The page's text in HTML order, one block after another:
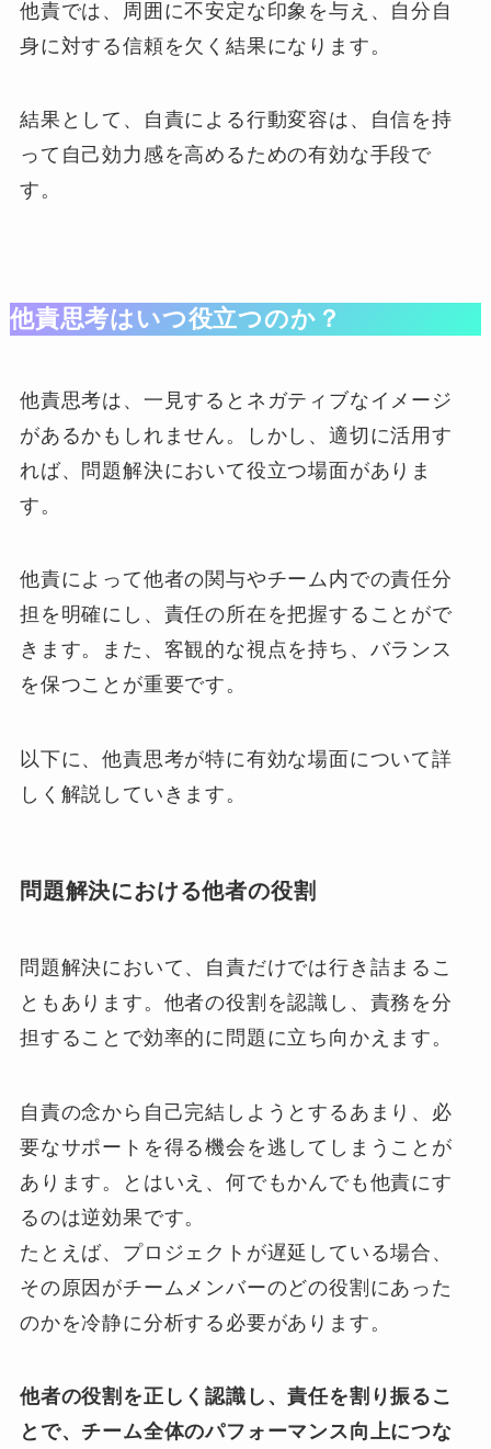
他責では、周囲に不安定な印象を与え、自分自
身に対する信頼を欠く結果になります。
結果として、自責による行動変容は、自信を持
って自己効力感を高めるための有効な手段で
す。
他責思考はいつ役立つのか？
他責思考は、一見するとネガティブなイメージ
があるかもしれません。しかし、適切に活用す
れば、問題解決において役立つ場面がありま
す。
他責によって他者の関与やチーム内での責任分
担を明確にし、責任の所在を把握することがで
きます。また、客観的な視点を持ち、バランス
を保つことが重要です。
以下に、他責思考が特に有効な場面について詳
しく解説していきます。
問題解決における他者の役割
問題解決において、自責だけでは行き詰まるこ
ともあります。他者の役割を認識し、責務を分
担することで効率的に問題に立ち向かえます。
自責の念から自己完結しようとするあまり、必
要なサポートを得る機会を逃してしまうことが
あります。とはいえ、何でもかんでも他責にす
るのは逆効果です。
たとえば、プロジェクトが遅延している場合、
その原因がチームメンバーのどの役割にあった
のかを冷静に分析する必要があります。
他者の役割を正しく認識し、責任を割り振るこ
とで、チーム全体のパフォーマンス向上につな